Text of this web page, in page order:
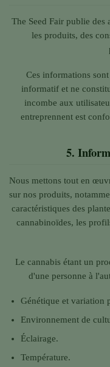
The Seed Fair publie des
les produits, des
Ces informations
informatif et ne
incombe aux
entreprennent est
5.
Nous mettons tout en
sur nos produits,
caractéristiques des
cannabinoïdes, les
Le cannabis étant un
d'une personne à
Génétique et variation
Environnement de
Éclairage.
Température.